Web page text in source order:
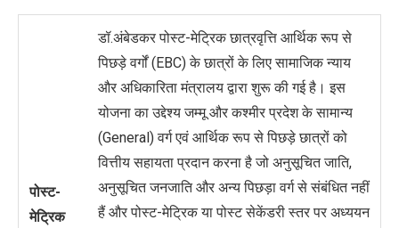
पोस्ट-
मेट्रिक
डॉ.अंबेडकर पोस्ट-मेट्रिक छात्रवृत्ति आर्थिक रूप से
पिछड़े वर्गों (EBC) के छात्रों के लिए सामाजिक न्याय
और अधिकारिता मंत्रालय द्वारा शुरू की गई है। इस
योजना का उद्देश्य जम्मू और कश्मीर प्रदेश के सामान्य
(General) वर्ग एवं आर्थिक रूप से पिछड़े छात्रों को
वित्तीय सहायता प्रदान करना है जो अनुसूचित जाति,
अनुसूचित जनजाति और अन्य पिछड़ा वर्ग से संबंधित नहीं
हैं और पोस्ट-मेट्रिक या पोस्ट सेकेंडरी स्तर पर अध्ययन